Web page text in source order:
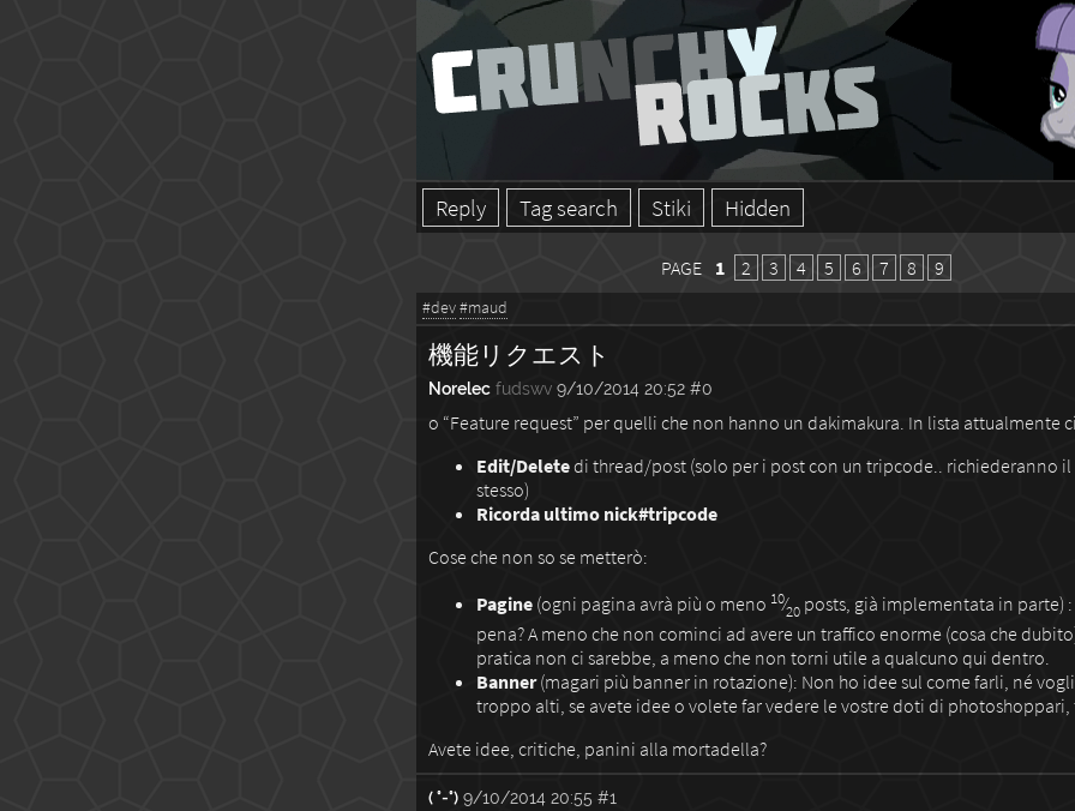
Reply Tag search Stiki Hidden
PAGE 1 2 3 4 5 6 7 8 9
#dev#maud
機能リクエスト
Norelec fudswv 9/10/2014 20:52 #0
o “Feature request” per quelli che non hanno un dakimakura. In lista attualmente
Edit/Deletedi thread/post (solo per i post con un tripcode.. richiederanno
stesso)
Ricorda ultimo nick#tripcode
Cose che non so se metterò:
Pagine (ogni pagina avrà più o meno 10⁄20 posts, già implementata in parte) :
pena? A meno che non cominci ad avere un traffico enorme (cosa che
pratica non ci sarebbe, a meno che non torni utile a qualcuno qui dentro.
Banner(magari più banner in rotazione): Non ho idee sul come farli, né
troppo alti, se avete idee o volete far vedere le vostre doti di
Avete idee, critiche, panini alla mortadella?
( °-°) 9/10/2014 20:55 #1